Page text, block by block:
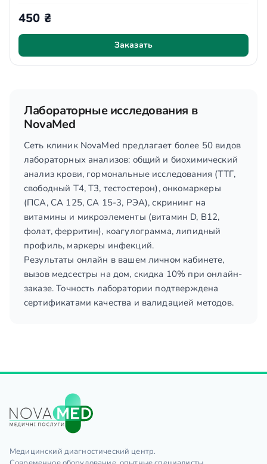
450 ₴
Заказать
Лабораторные исследования в
NovaMed
Сеть клиник NovaMed предлагает более 50 видов
лабораторных анализов: общий и биохимический
анализ крови, гормональные исследования (ТТГ,
свободный T4, T3, тестостерон), онкомаркеры
(ПСА, СА 125, СА 15-3, РЭА), скрининг на
витамины и микроэлементы (витамин D, B12,
фолат, ферритин), коагулограмма, липидный
профиль, маркеры инфекций.
Результаты онлайн в вашем личном кабинете,
вызов медсестры на дом, скидка 10% при онлайн-
заказе. Точность лаборатории подтверждена
сертификатами качества и валидацией методов.
Медицинский диагностический центр.